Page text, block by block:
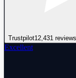
Trustpilot12,431
Excellent